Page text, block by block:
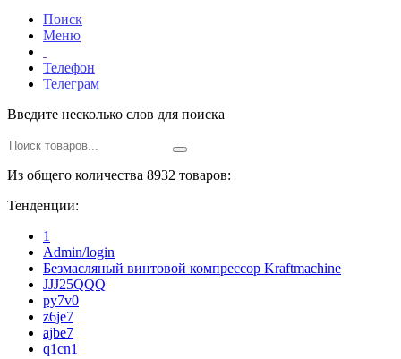
Поиск
Меню
Телефон
Телеграм
Введите несколько слов для поиска
Из общего количества 8932 товаров:
Тенденции:
1
Admin/login
Безмасляный винтовой компрессор Kraftmaсhine
JJJ25QQQ
py7v0
z6je7
ajbe7
q1cn1